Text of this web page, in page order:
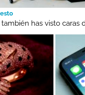
has visto caras